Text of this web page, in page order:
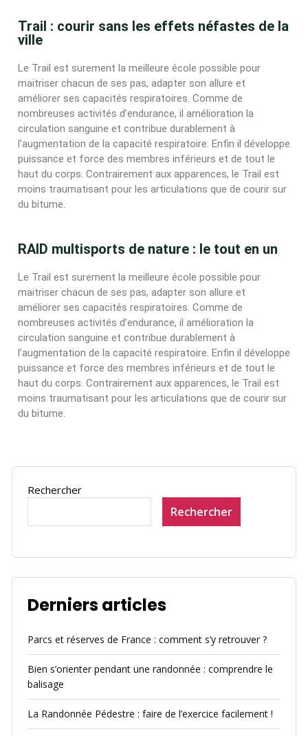
Trail : courir sans les effets néfastes de la
ville
Le Trail est surement la meilleure école possible pour
maitriser chacun de ses pas, adapter son allure et
améliorer ses capacités respiratoires. Comme de
nombreuses activités d’endurance, il amélioration la
circulation sanguine et contribue durablement à
l’augmentation de la capacité respiratoire. Enfin il développe
puissance et force des membres inférieurs et de tout le
haut du corps. Contrairement aux apparences, le Trail est
moins traumatisant pour les articulations que de courir sur
du bitume.
RAID multisports de nature : le tout en un
Le Trail est surement la meilleure école possible pour
maitriser chacun de ses pas, adapter son allure et
améliorer ses capacités respiratoires. Comme de
nombreuses activités d’endurance, il amélioration la
circulation sanguine et contribue durablement à
l’augmentation de la capacité respiratoire. Enfin il développe
puissance et force des membres inférieurs et de tout le
haut du corps. Contrairement aux apparences, le Trail est
moins traumatisant pour les articulations que de courir sur
du bitume.
Rechercher
Rechercher
Derniers articles
Parcs et réserves de France : comment s’y retrouver ?
Bien s’orienter pendant une randonnée : comprendre le
balisage
La Randonnée Pédestre : faire de l’exercice facilement !